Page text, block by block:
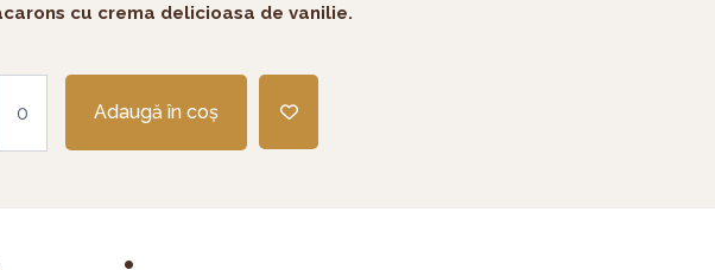
cu crema delicioasa de vanilie.
Adaugă în coș